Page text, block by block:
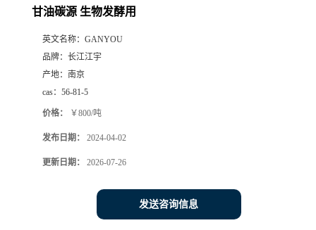
甘油碳源 生物发酵用
英文名称： GANYOU
品牌： 长江江宇
产地： 南京
cas： 56-81-5
价格： ￥800/吨
发布日期： 2024-04-02
更新日期： 2026-07-26
发送咨询信息